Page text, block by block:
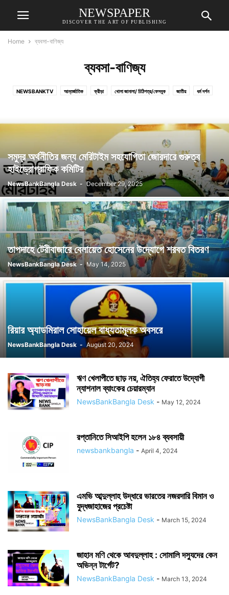
NEWSPAPER
DISCOVER THE ART OF PUBLISHING
Home ব্যবসা-বাণিজ্য
ব্যবসা-বাণিজ্য
NEWSBANKTV আন্তর্জাতিক ক্রীড়া খোলা জানালা/ চিঠিপত্র/ফেসবুক জাতীয় ধর্ম দর্শন
সমুদ্র অর্থনীতির জন্য মেরিটাইম সহযোগিতা জোরদারে গুরুত্ব
হাইড্রোগ্রাফিক কমিটির
NewsBankBangla Desk - December 29, 2025
তাপদাহে টেরীবাজারে বেলায়েত হোসেনের উদ্যোগে শরবত বিতরণ
NewsBankBangla Desk - May 14, 2025
রিয়ার অ্যাডমিরাল সোহায়েল বাধ্যতামূলক অবসরে
NewsBankBangla Desk - August 20, 2024
ঋণ খেলাপীতে ছাড় নয়, ঐতিহ্য ফেরাতে উদ্যোগী
ন্যাশনাল ব্যাংকের চেয়ারম্যান
NewsBankBangla Desk - May 12, 2024
রপ্তানিতে সিআইপি হলেন ১৮৪ ব্যবসায়ী
newsbankbangla - April 4, 2024
এমভি আব্দুল্লাহ উদ্ধারে ভারতের নজরদারি বিমান ও
যুদ্ধজাহাজের প্রচেষ্টা
NewsBankBangla Desk - March 15, 2024
জাহান মণি থেকে আবদুল্লাহ : সোমালি দস্যুদের কেন
অভিন্ন টার্গেট?
NewsBankBangla Desk - March 13, 2024